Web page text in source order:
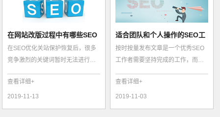
在网站改版过程中有哪些SEO
优化考虑?
在SEO优化关站保护恢复后，很多
竞争激烈的关键词暂时无法进行排
我们尽量提...
查看详细+
2019-11-13
适合团队和个人操作的SEO工
作流程
按时按量发布文章是一个优秀SEO
工作者需要坚持完成的工作，而有
化来说更是有...
查看详细+
2019-11-03